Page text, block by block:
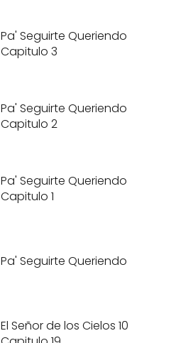
Pa' Seguirte Queriendo
Capitulo 3
Pa' Seguirte Queriendo
Capitulo 2
Pa' Seguirte Queriendo
Capitulo 1
Pa' Seguirte Queriendo
El Señor de los Cielos 10